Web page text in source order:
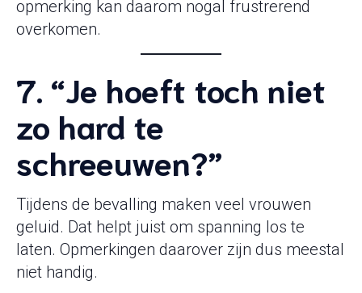
opmerking kan daarom nogal frustrerend
overkomen.
7. “Je hoeft toch niet
zo hard te
schreeuwen?”
Tijdens de bevalling maken veel vrouwen
geluid. Dat helpt juist om spanning los te
laten. Opmerkingen daarover zijn dus meestal
niet handig.